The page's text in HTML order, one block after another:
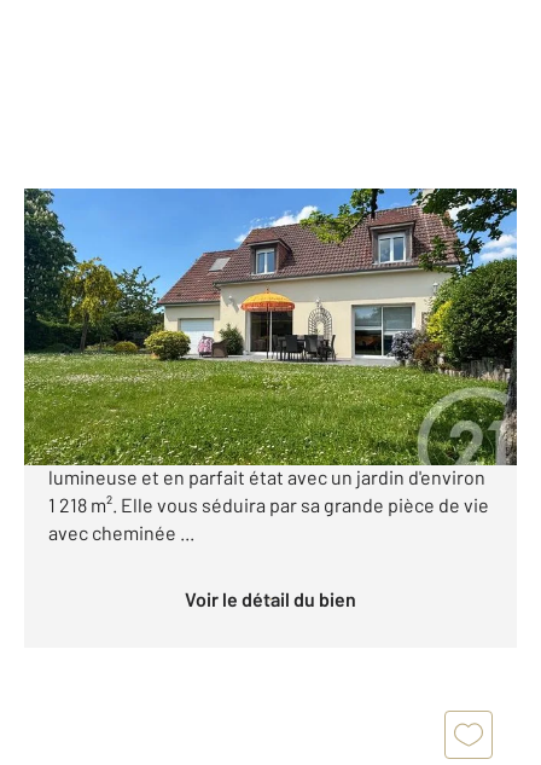
ST PAIR SUR MER 50
132 m
Ref : 44377
Maison à vendre
444 000 €
CENTURY 21 Royer Immo vous propose à SAINT-
PAIR-SUR-MER, à 650 mètres de la mer, une maison
lumineuse et en parfait état avec un jardin d'environ
1 218 m². Elle vous séduira par sa grande pièce de vie
avec cheminée ...
Voir le détail du bien